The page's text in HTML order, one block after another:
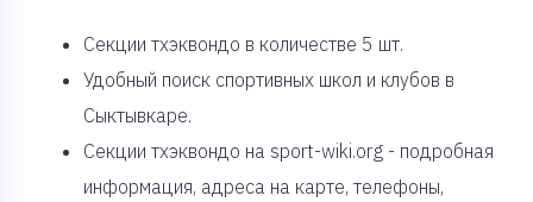
Cекции тхэквондо в количестве 5 шт.
Удобный поиск спортивных школ и клубов в
Сыктывкаре.
Секции тхэквондо на sport-wiki.org - подробная
информация, адреса на карте, телефоны,